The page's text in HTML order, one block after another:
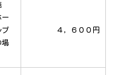
ー
プ
場
４，６００円